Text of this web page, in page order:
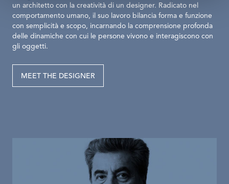
un architetto con la creatività di un designer. Radicato nel
comportamento umano, il suo lavoro bilancia forma e funzione
con semplicità e scopo, incarnando la comprensione profonda
delle dinamiche con cui le persone vivono e interagiscono con
gli oggetti.
MEET THE DESIGNER